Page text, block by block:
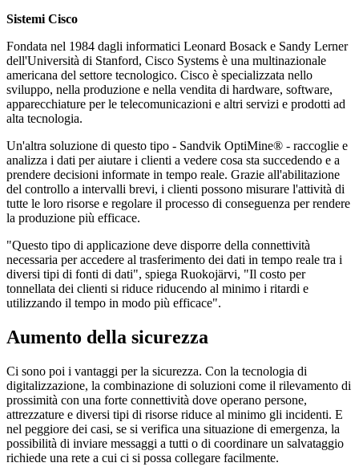
Sistemi Cisco
Fondata nel 1984 dagli informatici Leonard Bosack e Sandy Lerner
dell'Università di Stanford, Cisco Systems è una multinazionale
americana del settore tecnologico. Cisco è specializzata nello
sviluppo, nella produzione e nella vendita di hardware, software,
apparecchiature per le telecomunicazioni e altri servizi e prodotti ad
alta tecnologia.
Un'altra soluzione di questo tipo - Sandvik OptiMine® - raccoglie e
analizza i dati per aiutare i clienti a vedere cosa sta succedendo e a
prendere decisioni informate in tempo reale. Grazie all'abilitazione
del controllo a intervalli brevi, i clienti possono misurare l'attività di
tutte le loro risorse e regolare il processo di conseguenza per rendere
la produzione più efficace.
"Questo tipo di applicazione deve disporre della connettività
necessaria per accedere al trasferimento dei dati in tempo reale tra i
diversi tipi di fonti di dati", spiega Ruokojärvi, "Il costo per
tonnellata dei clienti si riduce riducendo al minimo i ritardi e
utilizzando il tempo in modo più efficace".
Aumento della sicurezza
Ci sono poi i vantaggi per la sicurezza. Con la tecnologia di
digitalizzazione, la combinazione di soluzioni come il rilevamento di
prossimità con una forte connettività dove operano persone,
attrezzature e diversi tipi di risorse riduce al minimo gli incidenti. E
nel peggiore dei casi, se si verifica una situazione di emergenza, la
possibilità di inviare messaggi a tutti o di coordinare un salvataggio
richiede una rete a cui ci si possa collegare facilmente.